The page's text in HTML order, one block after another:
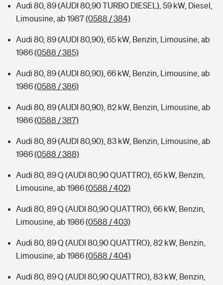
Audi 80, 89 (AUDI 80,90 TURBO DIESEL), 59 kW, Diesel,
Limousine, ab 1987(0588 / 384)
Audi 80, 89 (AUDI 80,90), 65 kW, Benzin, Limousine, ab
1986(0588 / 385)
Audi 80, 89 (AUDI 80,90), 66 kW, Benzin, Limousine, ab
1986(0588 / 386)
Audi 80, 89 (AUDI 80,90), 82 kW, Benzin, Limousine, ab
1986(0588 / 387)
Audi 80, 89 (AUDI 80,90), 83 kW, Benzin, Limousine, ab
1986(0588 / 388)
Audi 80, 89 Q (AUDI 80,90 QUATTRO), 65 kW, Benzin,
Limousine, ab 1986(0588 / 402)
Audi 80, 89 Q (AUDI 80,90 QUATTRO), 66 kW, Benzin,
Limousine, ab 1986(0588 / 403)
Audi 80, 89 Q (AUDI 80,90 QUATTRO), 82 kW, Benzin,
Limousine, ab 1986(0588 / 404)
Audi 80, 89 Q (AUDI 80,90 QUATTRO), 83 kW, Benzin,